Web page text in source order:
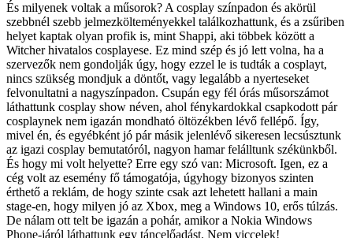
És milyenek voltak a műsorok? A cosplay színpadon és akörül
szebbnél szebb jelmezkölteményekkel találkozhattunk, és a zsűriben
helyet kaptak olyan profik is, mint Shappi, aki többek között a
Witcher hivatalos cosplayese. Ez mind szép és jó lett volna, ha a
szervezők nem gondolják úgy, hogy ezzel le is tudták a cosplayt,
nincs szükség mondjuk a döntőt, vagy legalább a nyerteseket
felvonultatni a nagyszínpadon. Csupán egy fél órás műsorszámot
láthattunk cosplay show néven, ahol fénykardokkal csapkodott pár
cosplaynek nem igazán mondható öltözékben lévő fellépő. Így,
mivel én, és egyébként jó pár másik jelenlévő sikeresen lecsúsztunk
az igazi cosplay bemutatóról, nagyon hamar felálltunk székünkből.
És hogy mi volt helyette? Erre egy szó van: Microsoft. Igen, ez a
cég volt az esemény fő támogatója, úgyhogy bizonyos szinten
érthető a reklám, de hogy szinte csak azt lehetett hallani a main
stage-en, hogy milyen jó az Xbox, meg a Windows 10, erős túlzás.
De nálam ott telt be igazán a pohár, amikor a Nokia Windows
Phone-járól láthattunk egy táncelőadást. Nem viccelek!